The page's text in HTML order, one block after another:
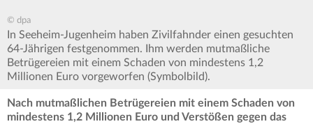
© dpa
In Seeheim-Jugenheim haben Zivilfahnder einen gesuchten
64-Jährigen festgenommen. Ihm werden mutmaßliche
Betrügereien mit einem Schaden von mindestens 1,2
Millionen Euro vorgeworfen (Symbolbild).
Nach mutmaßlichen Betrügereien mit einem Schaden von
mindestens 1,2 Millionen Euro und Verstößen gegen das